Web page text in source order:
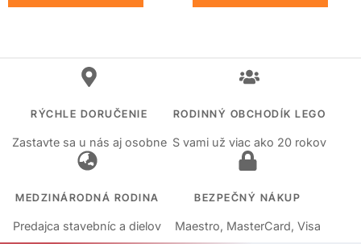
RÝCHLE DORUČENIE
Zastavte sa u nás aj osobne
RODINNÝ OBCHODÍK LEGO
S vami už viac ako 20 rokov
MEDZINÁRODNÁ RODINA
Predajca stavebníc a dielov
BEZPEČNÝ NÁKUP
Maestro, MasterCard, Visa